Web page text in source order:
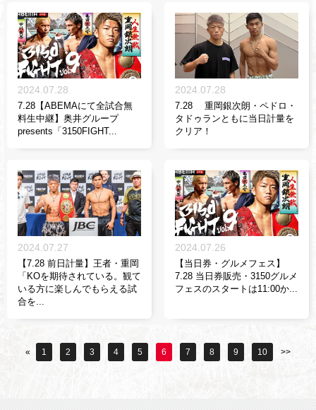
2024.07.28
7.28【ABEMAにて全試合無
料生中継】奥井グループ
presents「3150FIGHT...
2024.07.28
7.28 重岡銀次朗・ペドロ・
タドゥランともに当日計量を
クリア！
2024.07.27
【7.28 前日計量】王者・重岡
「KOを期待されている。観て
いる方に楽しんでもらえる試
合を...
2024.07.26
【当日券・グルメフェス】
7.28 当日券販売・3150グルメ
フェスのスタートは11:00か...
« 1 2 3 4 5 6 7 8 9 10 >>